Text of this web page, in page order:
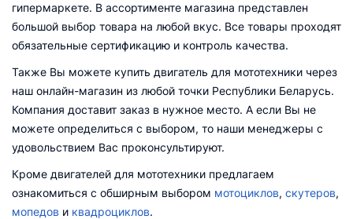
гипермаркете. В ассортименте магазина представлен
большой выбор товара на любой вкус. Все товары проходят
обязательные сертификацию и контроль качества.
Также Вы можете купить двигатель для мототехники через
наш онлайн-магазин из любой точки Республики Беларусь.
Компания доставит заказ в нужное место. А если Вы не
можете определиться с выбором, то наши менеджеры с
удовольствием Вас проконсультируют.
Кроме двигателей для мототехники предлагаем
ознакомиться с обширным выбором мотоциклов, скутеров,
мопедов и квадроциклов.